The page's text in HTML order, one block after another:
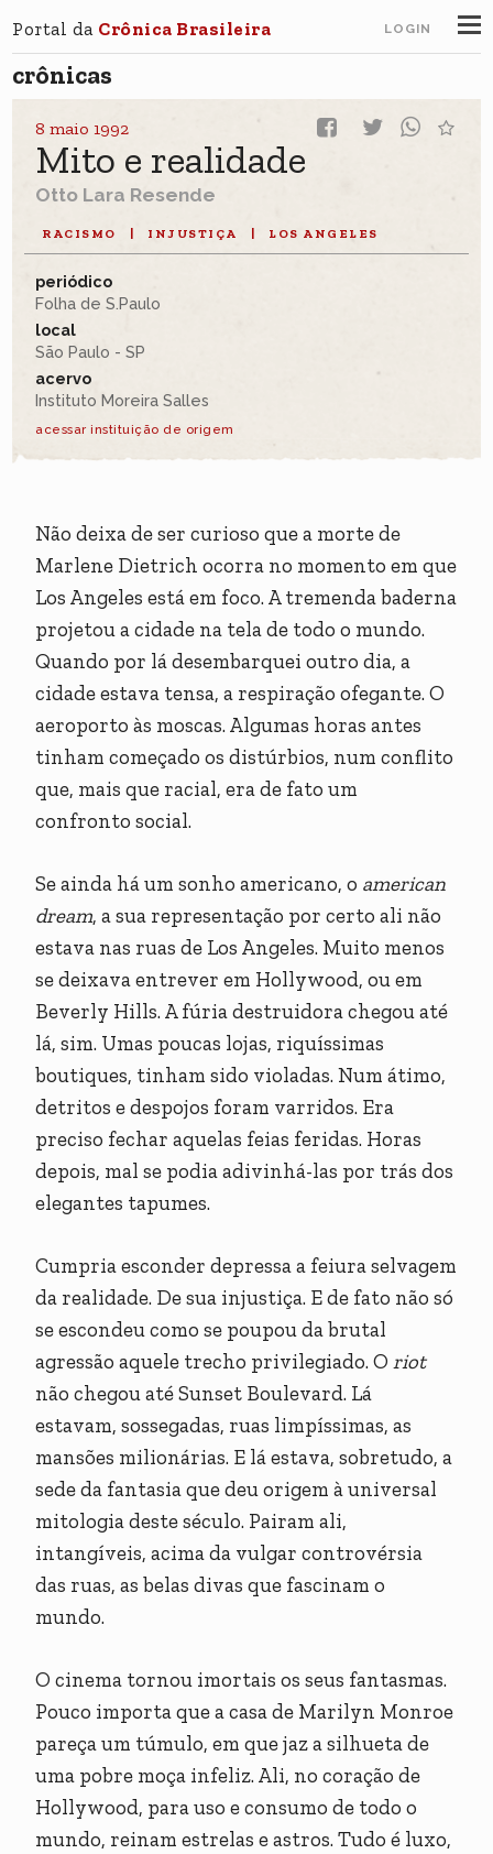
Portal da Crônica Brasileira LOGIN
crônicas
8 maio 1992
Mito e realidade
Otto Lara Resende
RACISMO INJUSTIÇA LOS ANGELES
periódico
Folha de S.Paulo
local
São Paulo - SP
acervo
Instituto Moreira Salles
acessar instituição de origem
Não deixa de ser curioso que a morte de
Marlene Dietrich ocorra no momento em que
Los Angeles está em foco. A tremenda baderna
projetou a cidade na tela de todo o mundo.
Quando por lá desembarquei outro dia, a
cidade estava tensa, a respiração ofegante. O
aeroporto às moscas. Algumas horas antes
tinham começado os distúrbios, num conflito
que, mais que racial, era de fato um
confronto social.
Se ainda há um sonho americano, o american
dream, a sua representação por certo ali não
estava nas ruas de Los Angeles. Muito menos
se deixava entrever em Hollywood, ou em
Beverly Hills. A fúria destruidora chegou até
lá, sim. Umas poucas lojas, riquíssimas
boutiques, tinham sido violadas. Num átimo,
detritos e despojos foram varridos. Era
preciso fechar aquelas feias feridas. Horas
depois, mal se podia adivinhá-las por trás dos
elegantes tapumes.
Cumpria esconder depressa a feiura selvagem
da realidade. De sua injustiça. E de fato não só
se escondeu como se poupou da brutal
agressão aquele trecho privilegiado. Oriot
não chegou até Sunset Boulevard. Lá
estavam, sossegadas, ruas limpíssimas, as
mansões milionárias. E lá estava, sobretudo, a
sede da fantasia que deu origem à universal
mitologia deste século. Pairam ali,
intangíveis, acima da vulgar controvérsia
das ruas, as belas divas que fascinam o
mundo.
O cinema tornou imortais os seus fantasmas.
Pouco importa que a casa de Marilyn Monroe
pareça um túmulo, em que jaz a silhueta de
uma pobre moça infeliz. Ali, no coração de
Hollywood, para uso e consumo de todo o
mundo, reinam estrelas e astros. Tudo é luxo,